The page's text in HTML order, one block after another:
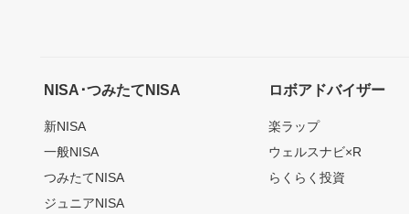
NISA･つみたてNISA
新NISA
一般NISA
つみたてNISA
ジュニアNISA
ロボアドバイザー
楽ラップ
ウェルスナビ×R
らくらく投資